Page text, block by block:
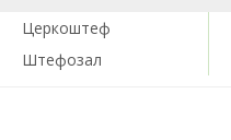
Церкоштеф
Штефозал